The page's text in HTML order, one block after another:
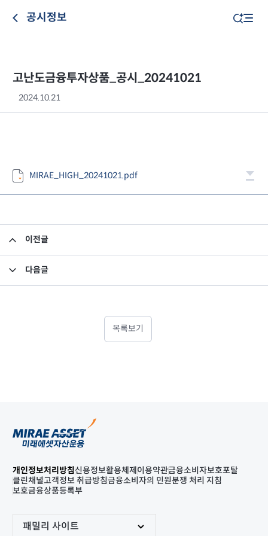
공시정보
고난도금융투자상품_공시_20241021
2024.10.21
MIRAE_HIGH_20241021.pdf
이전글
다음글
목록보기
개인정보처리방침신용정보활용체제 이용약관금융소비자보호포탈
클린채널고객정보 취급방침금융소비자의 민원분쟁 처리 지침
보호금융상품등록부
패밀리 사이트